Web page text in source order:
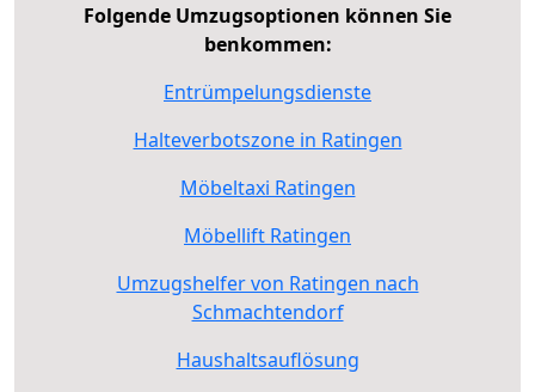
Folgende Umzugsoptionen können Sie
benkommen:
Entrümpelungsdienste
Halteverbotszone in Ratingen
Möbeltaxi Ratingen
Möbellift Ratingen
Umzugshelfer von Ratingen nach
Schmachtendorf
Haushaltsauflösung